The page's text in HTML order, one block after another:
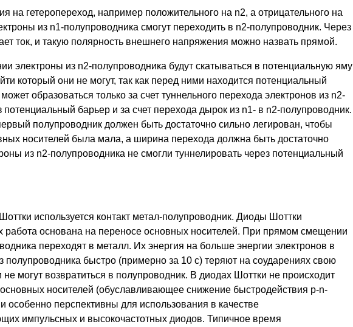
на гетеропереход, например положительного на n2, а отрицательного на
из n1-полупроводника смогут переходить в n2-полупроводник. Через
ток, и такую полярность внешнего напряжения можно назвать прямой.
электроны из n2-полупроводника будут скатываться в потенциальную яму
который они не могут, так как перед ними находится потенциальный
образоваться только за счет туннельного перехода электронов из n2-
потенциальный барьер и за счет перехода дырок из n1- в n2-полупроводник.
полупроводник должен быть достаточно сильно легирован, чтобы
носителей была мала, а ширина перехода должна быть достаточно
из n2-полупроводника не смогли туннелировать через потенциальный
используется контакт метал-полупроводник. Диоды Шоттки
работа основана на переносе основных носителей. При прямом смещении
переходят в металл. Их энергия на больше энергии электронов в
полупроводника быстро (примерно за 10 с) теряют на соударениях свою
могут возвратиться в полупроводник. В диодах Шоттки не происходит
носителей (обуславливающее снижение быстродействия p-n-
особенно перспективны для использования в качестве
импульсных и высокочастотных диодов. Типичное время